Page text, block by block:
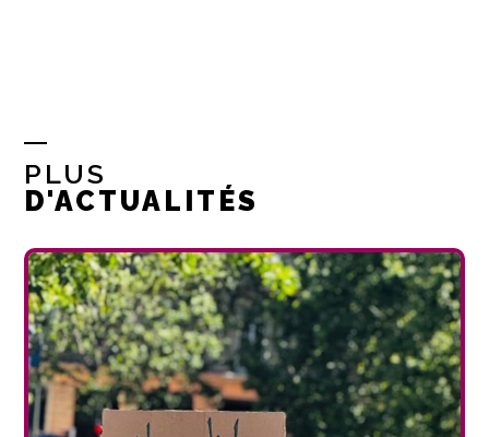
PLUS
D'ACTUALITÉS